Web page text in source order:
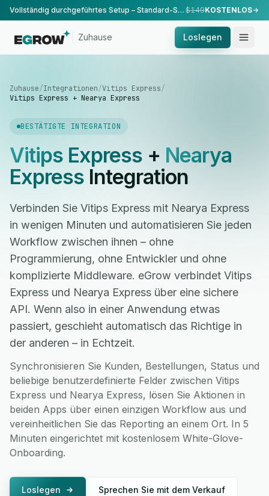
Vollständig durchgeführtes Setup – Standard-Setup, durchgeführt von unserem Team. $149KOSTENLOS
Zuhause Loslegen
Zuhause/Integrationen/Vitips Express/
Vitips Express + Nearya Express
BESTÄTIGTE INTEGRATION
Vitips Express+ Nearya
ExpressIntegration
Verbinden Sie Vitips Express mit Nearya Express
in wenigen Minuten und automatisieren Sie jeden
Workflow zwischen ihnen – ohne
Programmierung, ohne Entwickler und ohne
komplizierte Middleware. eGrow verbindet Vitips
Express und Nearya Express über eine sichere
API. Wenn also in einer Anwendung etwas
passiert, geschieht automatisch das Richtige in
der anderen – in Echtzeit.
Synchronisieren Sie Kunden, Bestellungen, Status und
beliebige benutzerdefinierte Felder zwischen Vitips
Express und Nearya Express, lösen Sie Aktionen in
beiden Apps über einen einzigen Workflow aus und
vereinheitlichen Sie das Reporting an einem Ort. In 5
Minuten eingerichtet mit kostenlosem White-Glove-
Onboarding.
Loslegen Sprechen Sie mit dem Verkauf